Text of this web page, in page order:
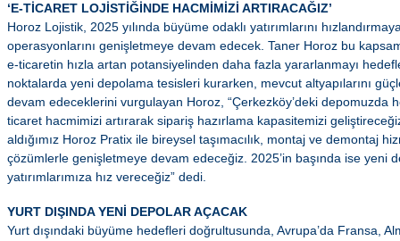
‘E-TİCARET LOJİSTİĞİNDE HACMİMİZİ ARTIRACAĞIZ’
Horoz Lojistik, 2025 yılında büyüme odaklı yatırımlarını
operasyonlarını genişletmeye devam edecek. Taner Horoz bu
e-ticaretin hızla artan potansiyelinden daha fazla yararlanmayı
noktalarda yeni depolama tesisleri kurarken, mevcut altyapılarını
devam edeceklerini vurgulayan Horoz, “Çerkezköy’deki depomuzda
ticaret hacmimizi artırarak sipariş hazırlama kapasitemizi
aldığımız Horoz Pratix ile bireysel taşımacılık, montaj ve demontaj
çözümlerle genişletmeye devam edeceğiz. 2025’in başında ise yeni
yatırımlarımıza hız vereceğiz” dedi.
YURT DIŞINDA YENİ DEPOLAR AÇACAK
Yurt dışındaki büyüme hedefleri doğrultusunda, Avrupa’da Fransa,